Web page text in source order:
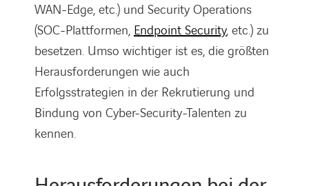
WAN-Edge, etc.) und Security Operations
(SOC-Plattformen, Endpoint Security, etc.) zu
besetzen. Umso wichtiger ist es, die größten
Herausforderungen wie auch
Erfolgsstrategien in der Rekrutierung und
Bindung von Cyber-Security-Talenten zu
kennen.